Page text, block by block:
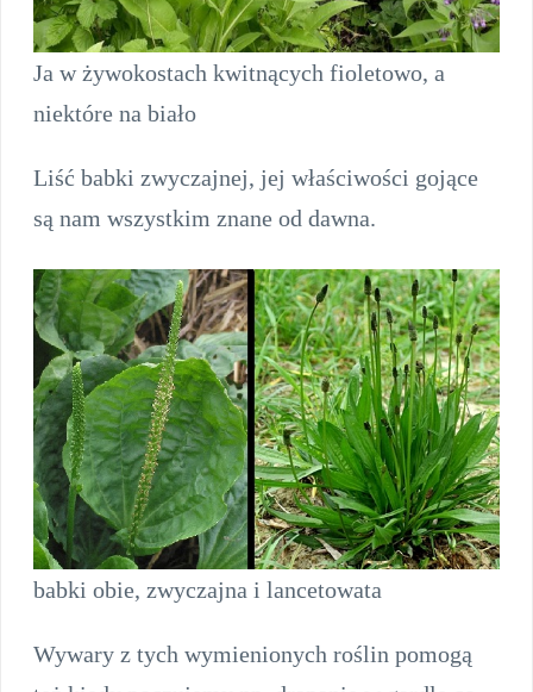
Ja w żywokostach kwitnących fioletowo, a
niektóre na biało
Liść babki zwyczajnej, jej właściwości gojące
są nam wszystkim znane od dawna.
babki obie, zwyczajna i lancetowata
Wywary z tych wymienionych roślin pomogą